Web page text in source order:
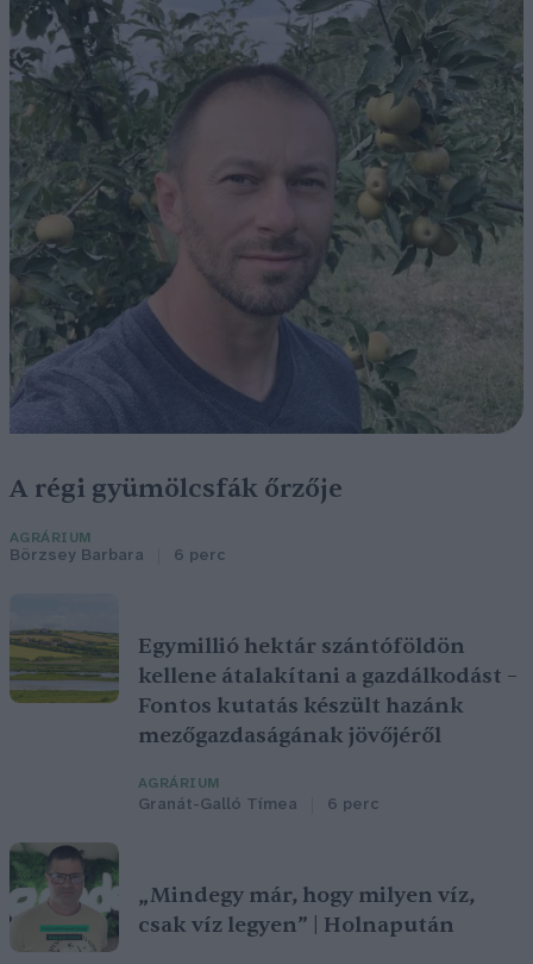
A régi gyümölcsfák őrzője
AGRÁRIUM
Börzsey Barbara 6 perc
Egymillió hektár szántóföldön
kellene átalakítani a gazdálkodást –
Fontos kutatás készült hazánk
mezőgazdaságának jövőjéről
AGRÁRIUM
Granát-Galló Tímea 6 perc
„Mindegy már, hogy milyen víz,
csak víz legyen” | Holnapután